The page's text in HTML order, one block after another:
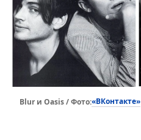
Blur и Oasis / Фото:«ВКонтакте»